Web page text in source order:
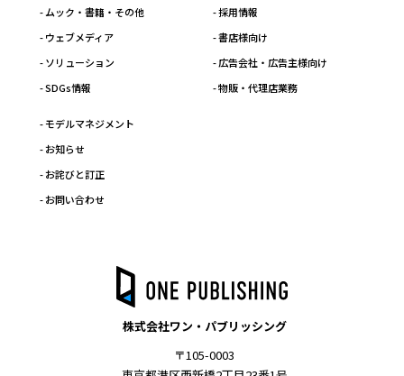
- ムック・書籍・その他
- ウェブメディア
- ソリューション
- SDGs情報
- 採用情報
- 書店様向け
- 広告会社・広告主様向け
- 物販・代理店業務
- モデルマネジメント
- お知らせ
- お詫びと訂正
- お問い合わせ
株式会社ワン・パブリッシング
〒105-0003